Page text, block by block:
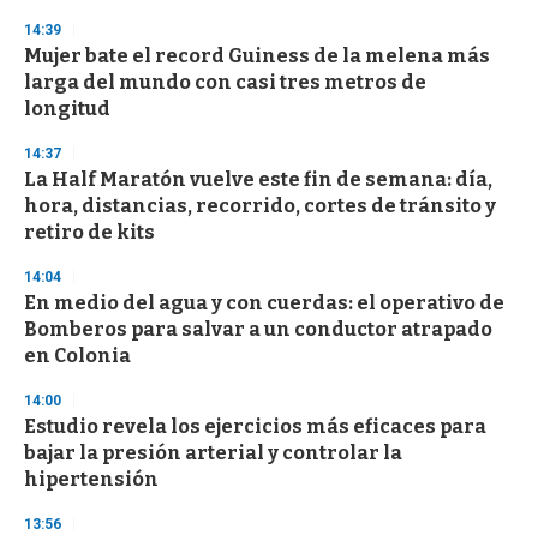
s
e
c
o
n
14:39
Mujer bate el record Guiness de la melena más
larga del mundo con casi tres metros de
longitud
14:37
La Half Maratón vuelve este fin de semana: día,
hora, distancias, recorrido, cortes de tránsito y
retiro de kits
14:04
En medio del agua y con cuerdas: el operativo de
Bomberos para salvar a un conductor atrapado
en Colonia
14:00
Estudio revela los ejercicios más eficaces para
bajar la presión arterial y controlar la
hipertensión
13:56